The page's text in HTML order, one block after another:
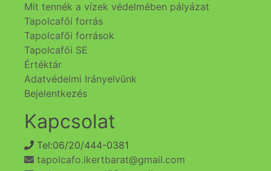
Mit tennék a vízek védelmében pályázat
Tapolcafői forrás
Tapolcafői források
Tapolcafői SE
Értéktár
Adatvédelmi Irányelvünk
Bejelentkezés
Kapcsolat
Tel:06/20/444-0381
tapolcafo.ikertbarat@gmail.com